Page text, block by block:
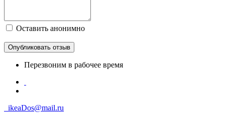
Оставить анонимно
Перезвоним в рабочее время
ikeaDos@mail.ru